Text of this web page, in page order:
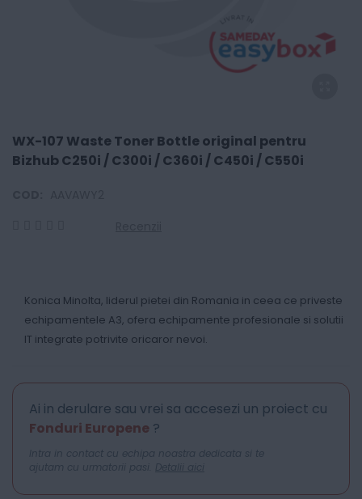
WX-107 Waste Toner Bottle original pentru
Bizhub C250i / C300i / C360i / C450i / C550i
Konica Minolta, liderul pietei din Romania in ceea ce priveste
echipamentele A3, ofera echipamente profesionale si solutii
IT integrate potrivite oricaror nevoi.
Ai in derulare sau vrei sa accesezi un proiect cu
Fonduri Europene ?
Intra in contact cu echipa noastra dedicata si te
ajutam cu urmatorii pasi. Detalii aici